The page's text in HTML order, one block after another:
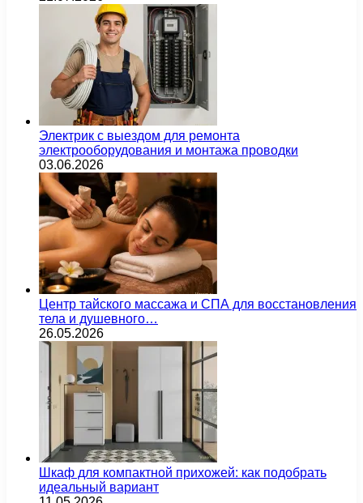
Электрик с выездом для ремонта
электрооборудования и монтажа проводки
03.06.2026
Центр тайского массажа и СПА для восстановления
тела и душевного…
26.05.2026
Шкаф для компактной прихожей: как подобрать
идеальный вариант